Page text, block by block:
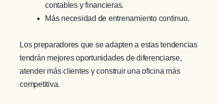
contables y financieras.
Más necesidad de entrenamiento continuo.
Los preparadores que se adapten a estas tendencias
tendrán mejores oportunidades de diferenciarse,
atender más clientes y construir una oficina más
competitiva.